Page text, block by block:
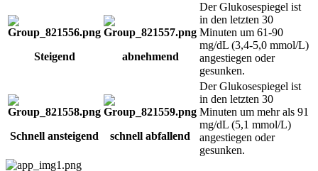
Steigend abnehmend
Der Glukosespiegel ist
in den letzten 30
Minuten um 61-90
mg/dL (3,4-5,0 mmol/L)
angestiegen oder
gesunken.
Schnell ansteigend schnell abfallend
Der Glukosespiegel ist
in den letzten 30
Minuten um mehr als 91
mg/dL (5,1 mmol/L)
angestiegen oder
gesunken.